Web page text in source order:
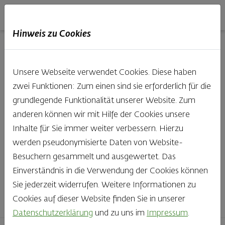
Backstube entdecken
Was gibt es Schöneres, als bei Brot & Gebäck die Qual
der Wahl zu haben? Noch dazu, wenn so großer Wert
auf den kleinen, feinen Unterschied gelegt wird, wie bei
Haubis. Beste Zutaten und Handwerk, das seinen
Namen auch verdient – das schmeckt man einfach!
Finden Sie Ihr Lieblingsprodukt
Hinweis zu Cookies
Unsere Webseite verwendet Cookies. Diese haben
zwei Funktionen: Zum einen sind sie erforderlich für die
grundlegende Funktionalität unserer Website. Zum
anderen können wir mit Hilfe der Cookies unsere
Inhalte für Sie immer weiter verbessern. Hierzu
werden pseudonymisierte Daten von Website-
Besuchern gesammelt und ausgewertet. Das
Einverständnis in die Verwendung der Cookies können
Sie jederzeit widerrufen. Weitere Informationen zu
Cookies auf dieser Website finden Sie in unserer
Datenschutzerklärung und zu uns im Impressum.